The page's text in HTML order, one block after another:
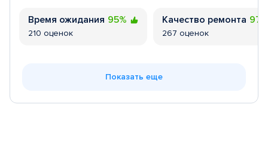
Время ожидания 95%
210 оценок
Качество ремонта
267 оценок
Показать еще